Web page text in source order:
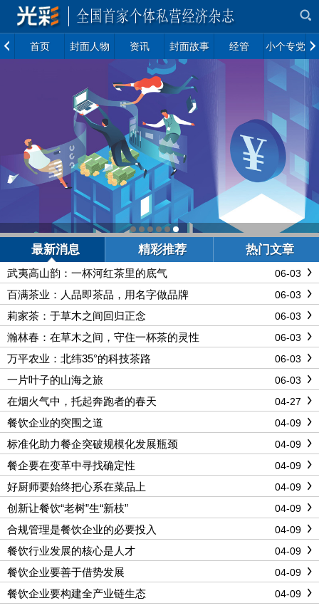
首页 封面人物 资讯 封面故事 经管 小个专党建
最新消息 精彩推荐 热门文章
06-03
武夷高山韵：一杯河红茶里的底气
06-03
百满茶业：人品即茶品，用名字做品牌
06-03
莉家茶：于草木之间回归正念
06-03
瀚林春：在草木之间，守住一杯茶的灵性
06-03
万平农业：北纬35°的科技茶路
06-03
一片叶子的山海之旅
04-27
在烟火气中，托起奔跑者的春天
04-09
餐饮企业的突围之道
04-09
标准化助力餐企突破规模化发展瓶颈
04-09
餐企要在变革中寻找确定性
04-09
好厨师要始终把心系在菜品上
04-09
创新让餐饮“老树”生“新枝”
04-09
合规管理是餐饮企业的必要投入
04-09
餐饮行业发展的核心是人才
04-09
餐饮企业要善于借势发展
04-09
餐饮企业要构建全产业链生态